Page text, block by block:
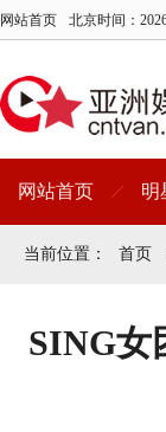
网站首页 北京时间：
网站首页 明
当前位置： 首页
SING女